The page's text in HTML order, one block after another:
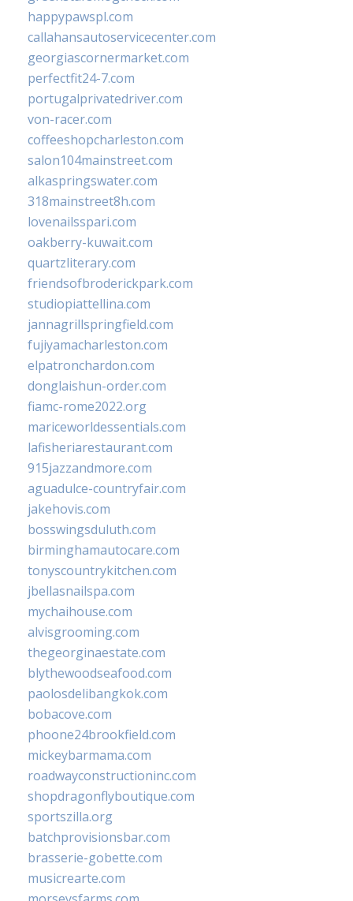
happypawspl.com
callahansautoservicecenter.com
georgiascornermarket.com
perfectfit24-7.com
portugalprivatedriver.com
von-racer.com
coffeeshopcharleston.com
salon104mainstreet.com
alkaspringswater.com
318mainstreet8h.com
lovenailsspari.com
oakberry-kuwait.com
quartzliterary.com
friendsofbroderickpark.com
studiopiattellina.com
jannagrillspringfield.com
fujiyamacharleston.com
elpatronchardon.com
donglaishun-order.com
fiamc-rome2022.org
mariceworldessentials.com
lafisheriarestaurant.com
915jazzandmore.com
aguadulce-countryfair.com
jakehovis.com
bosswingsduluth.com
birminghamautocare.com
tonyscountrykitchen.com
jbellasnailspa.com
mychaihouse.com
alvisgrooming.com
thegeorginaestate.com
blythewoodseafood.com
paolosdelibangkok.com
bobacove.com
phoone24brookfield.com
mickeybarmama.com
roadwayconstructioninc.com
shopdragonflyboutique.com
sportszilla.org
batchprovisionsbar.com
brasserie-gobette.com
musicrearte.com